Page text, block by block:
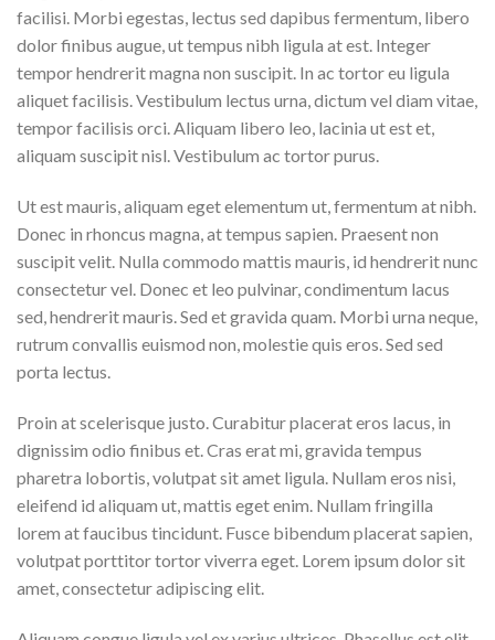
facilisi. Morbi egestas, lectus sed dapibus fermentum, libero
dolor finibus augue, ut tempus nibh ligula at est. Integer
tempor hendrerit magna non suscipit. In ac tortor eu ligula
aliquet facilisis. Vestibulum lectus urna, dictum vel diam vitae,
tempor facilisis orci. Aliquam libero leo, lacinia ut est et,
aliquam suscipit nisl. Vestibulum ac tortor purus.
Ut est mauris, aliquam eget elementum ut, fermentum at nibh.
Donec in rhoncus magna, at tempus sapien. Praesent non
suscipit velit. Nulla commodo mattis mauris, id hendrerit nunc
consectetur vel. Donec et leo pulvinar, condimentum lacus
sed, hendrerit mauris. Sed et gravida quam. Morbi urna neque,
rutrum convallis euismod non, molestie quis eros. Sed sed
porta lectus.
Proin at scelerisque justo. Curabitur placerat eros lacus, in
dignissim odio finibus et. Cras erat mi, gravida tempus
pharetra lobortis, volutpat sit amet ligula. Nullam eros nisi,
eleifend id aliquam ut, mattis eget enim. Nullam fringilla
lorem at faucibus tincidunt. Fusce bibendum placerat sapien,
volutpat porttitor tortor viverra eget. Lorem ipsum dolor sit
amet, consectetur adipiscing elit.